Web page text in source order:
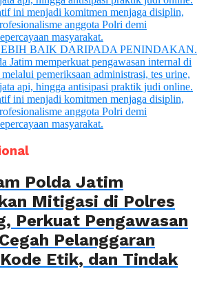
Polda Jatim
Mitigasi di Polres
Perkuat Pengawasan
Pelanggaran
Etik, dan Tindak